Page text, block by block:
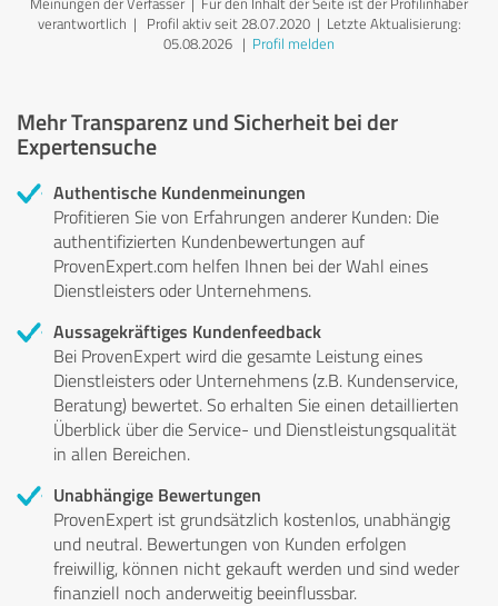
verantwortlich | Profil aktiv seit 28.07.2020 | Letzte Aktualisierung:
05.08.2026 | Profil melden
Mehr Transparenz und Sicherheit bei der
Expertensuche
Authentische Kundenmeinungen
Profitieren Sie von Erfahrungen anderer Kunden: Die
authentifizierten Kundenbewertungen auf
ProvenExpert.com helfen Ihnen bei der Wahl eines
Dienstleisters oder Unternehmens.
Aussagekräftiges Kundenfeedback
Bei ProvenExpert wird die gesamte Leistung eines
Dienstleisters oder Unternehmens (z.B. Kundenservice,
Beratung) bewertet. So erhalten Sie einen detaillierten
Überblick über die Service- und Dienstleistungsqualität
in allen Bereichen.
Unabhängige Bewertungen
ProvenExpert ist grundsätzlich kostenlos, unabhängig
und neutral. Bewertungen von Kunden erfolgen
freiwillig, können nicht gekauft werden und sind weder
finanziell noch anderweitig beeinflussbar.